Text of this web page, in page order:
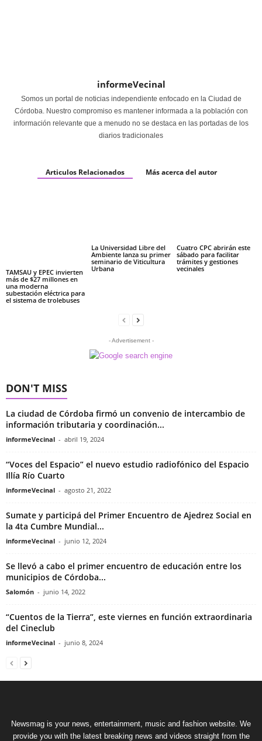
informeVecinal
Somos un portal de noticias independiente enfocado en la Ciudad de
Córdoba. Nuestro compromiso es mantener informada a la población con
información relevante que a menudo no se destaca en las portadas de los
diarios tradicionales
Articulos Relacionados Más acerca del autor
TAMSAU y EPEC invierten
más de $27 millones en
una moderna
subestación eléctrica para
el sistema de trolebuses
La Universidad Libre del
Ambiente lanza su primer
seminario de Viticultura
Urbana
Cuatro CPC abrirán este
sábado para facilitar
trámites y gestiones
vecinales
- Advertisement -
DON'T MISS
La ciudad de Córdoba firmó un convenio de intercambio de
información tributaria y coordinación...
informeVecinal - abril 19, 2024
“Voces del Espacio” el nuevo estudio radiofónico del Espacio
Illía Río Cuarto
informeVecinal - agosto 21, 2022
Sumate y participá del Primer Encuentro de Ajedrez Social en
la 4ta Cumbre Mundial...
informeVecinal - junio 12, 2024
Se llevó a cabo el primer encuentro de educación entre los
municipios de Córdoba...
Salomón - junio 14, 2022
“Cuentos de la Tierra”, este viernes en función extraordinaria
del Cineclub
informeVecinal - junio 8, 2024
Newsmag is your news, entertainment, music and fashion website. We
provide you with the latest breaking news and videos straight from the